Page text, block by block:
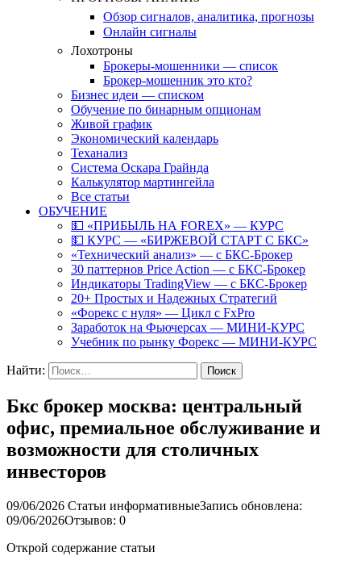
Обзор сигналов, аналитика, прогнозы
Онлайн сигналы
Лохотроны
Брокеры-мошенники — список
Брокер-мошенник это кто?
Бизнес идеи — списком
Обучение по бинарным опционам
Живой график
Экономический календарь
Теханализ
Система Оскара Грайнда
Калькулятор мартингейла
Все статьи
ОБУЧЕНИЕ
💵 «ПРИБЫЛЬ НА FOREX» — КУРС
💵 КУРС — «БИРЖЕВОЙ СТАРТ С БКС»
«Технический анализ» — с БКС-Брокер
30 паттернов Price Action — с БКС-Брокер
Индикаторы TradingView — с БКС-Брокер
20+ Простых и Надежных Стратегий
«Форекс с нуля» — Цикл с FxPro
Заработок на Фьючерсах — МИНИ-КУРС
Учебник по рынку Форекс — МИНИ-КУРС
Найти:
Бкс брокер москва: центральный
офис, премиальное обслуживание и
возможности для столичных
инвесторов
09/06/2026 Статьи информативныеЗапись обновлена:
09/06/2026Отзывов: 0
Открой содержание статьи